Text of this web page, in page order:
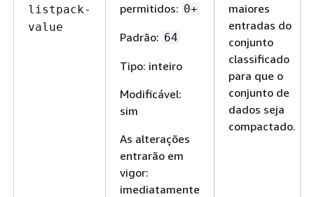
listpack-
value
permitidos: 0+
Padrão: 64
Tipo: inteiro
Modificável:
sim
As alterações
entrarão em
vigor:
imediatamente
maiores
entradas do
conjunto
classificado
para que o
conjunto de
dados seja
compactado.